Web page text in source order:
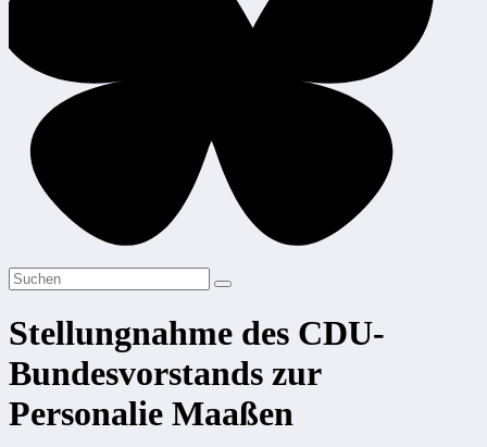
Stellungnahme des CDU-
Bundesvorstands zur
Personalie Maaßen